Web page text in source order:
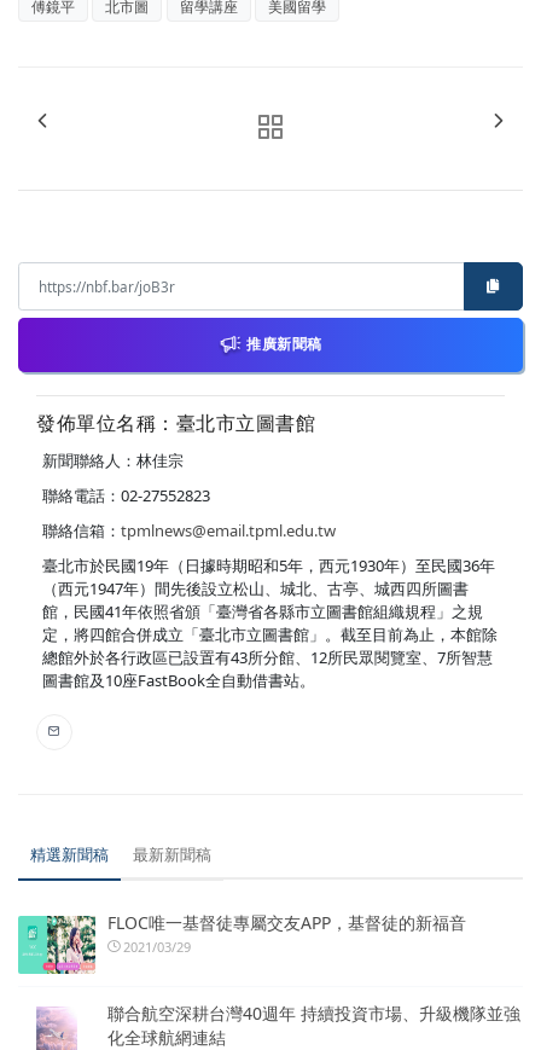
傅鏡平 北市圖 留學講座 美國留學
推廣新聞稿
發佈單位名稱：臺北市立圖書館
新聞聯絡人：林佳宗
聯絡電話：02-27552823
聯絡信箱： tpmlnews@email.tpml.edu.tw
臺北市於民國19年（日據時期昭和5年，西元1930年）至民國36年
（西元1947年）間先後設立松山、城北、古亭、城西四所圖書
館，民國41年依照省頒「臺灣省各縣市立圖書館組織規程」之規
定，將四館合併成立「臺北市立圖書館」。截至目前為止，本館除
總館外於各行政區已設置有43所分館、12所民眾閱覽室、7所智慧
圖書館及10座FastBook全自動借書站。
精選新聞稿 最新新聞稿
FLOC唯一基督徒專屬交友APP，基督徒的新福音
2021/03/29
聯合航空深耕台灣40週年 持續投資市場、升級機隊並強
化全球航網連結